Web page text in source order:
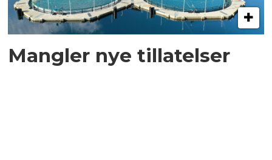
Mangler nye tillatelser